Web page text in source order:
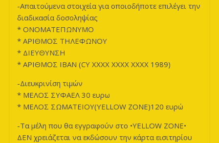
-Απαιτούμενα στοιχεία για οποιοδήποτε επιλέγει την
διαδικασία δοσοληψίας
* ΟΝΟΜΑΤΕΠΩΝΥΜΟ
* ΑΡΙΘΜΟΣ ΤΗΛΕΦΩΝΟΥ
* ΔΙΕΥΘΥΝΣΗ
* ΑΡΙΘΜΟΣ ΙΒΑΝ (CY XXXX XXXX XXXX 1989)
-Διευκρινίση τιμών
* ΜΕΛΟΣ ΣΥΦΑΕΛ 30 ευρω
* ΜΕΛΟΣ ΣΩΜΑΤΕΙΟΥ(YELLOW ZONE)120 ευρώ
-Τα μέλη που θα εγγραφούν στο •YELLOW ZONE•
ΔΕΝ χρειάζεται να εκδώσουν την κάρτα εισιτηρίου